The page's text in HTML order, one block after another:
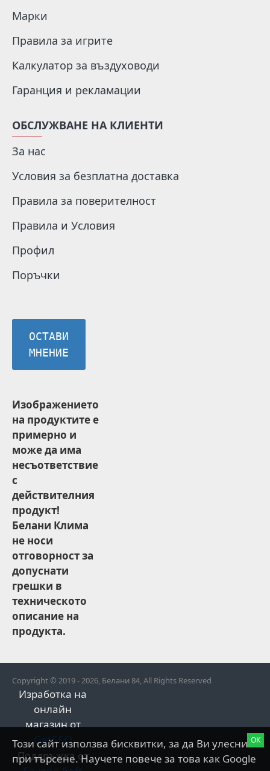
Марки
Правила за игрите
Калкулатор за въздуховоди
Гаранция и рекламации
ОБСЛУЖВАНЕ НА КЛИЕНТИ
За нас
Условия за безплатна доставка
Правила за поверителност
Правила и Условия
Профил
Поръчки
ОСТАВИ
МНЕНИЕ
Изображението
на продуктите е
примерно и
може да има
несъответствие
с
действителния
продукт!
Белани Клима
не носи
отговорност за
допуснати
грешки в
техническото
описание на
продукта.
Copyright © 2019 - 2026, Белани 84, All Rights Reserved
Изработка на
онлайн
магазин от
GetSEO
Поддръжка от
OK
Този сайт използва бисквитки, за да Ви улесни
при търсене. Научете повече за това как Google